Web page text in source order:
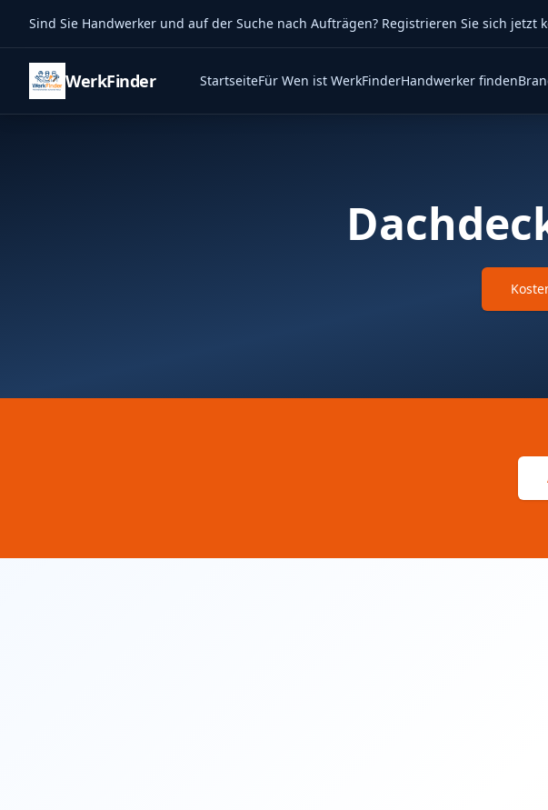
Sind Sie Handwerker und auf der Suche nach Aufträgen? Registrieren Sie sich jetzt
WerkFinder StartseiteFür Wen ist WerkFinderHandwerker finden